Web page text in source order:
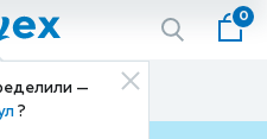
—
?
0
Способ доставки
Доставка